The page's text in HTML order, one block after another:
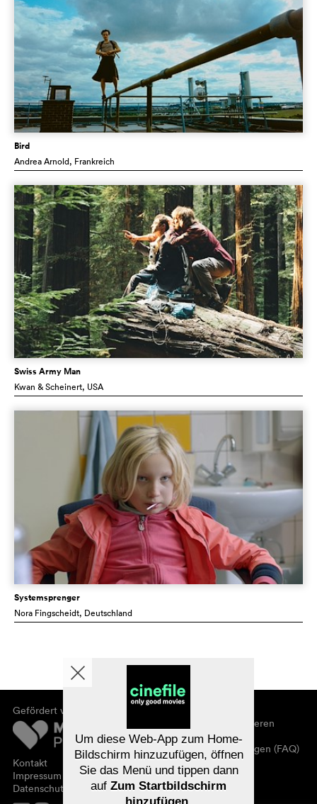
Bird
Andrea Arnold, Frankreich
Swiss Army Man
Kwan & Scheinert, USA
Systemsprenger
Nora Fingscheidt, Deutschland
Gefördert von
Kontakt
Impressum
Datenschutz
Registrieren/abonnieren
Newsletter
Häufig gestellte Fragen (FAQ)
Gutscheine
Um diese Web-App zum Home-
Bildschirm hinzuzufügen, öffnen
Sie das Menü und tippen dann
auf Zum Startbildschirm
hinzufügen